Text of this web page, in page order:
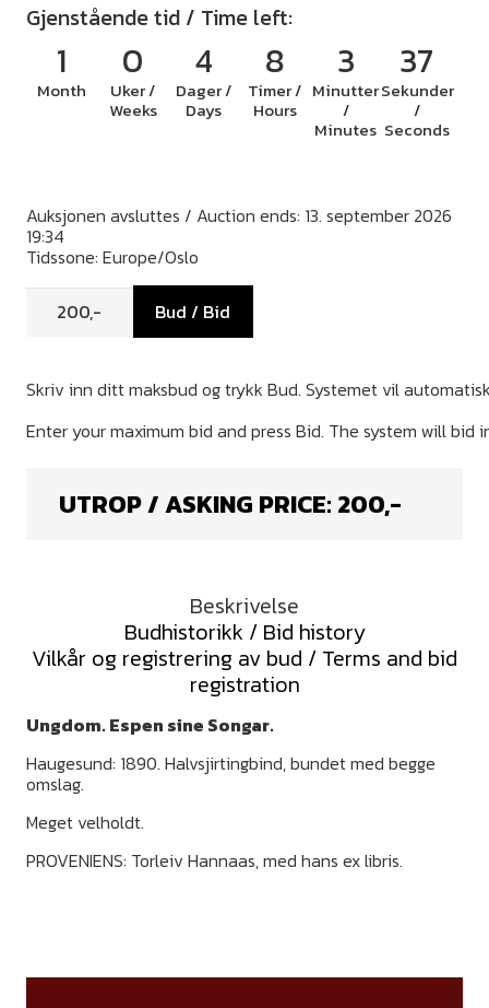
Gjenstående tid / Time left:
1
Month
0
Uker /
Weeks
4
Dager /
Days
8
Timer /
Hours
3
Minutter
/
Minutes
36
Sekunder
/
Seconds
Auksjonen avsluttes / Auction ends: 13. september 2026
19:34
Tidssone: Europe/Oslo
Bud / Bid
UTROP / ASKING PRICE: 200,-
Beskrivelse
Budhistorikk / Bid history
Vilkår og registrering av bud / Terms and bid
registration
Ungdom. Espen sine Songar.
Haugesund: 1890. Halvsjirtingbind, bundet med begge
omslag.
Meget velholdt.
PROVENIENS: Torleiv Hannaas, med hans ex libris.